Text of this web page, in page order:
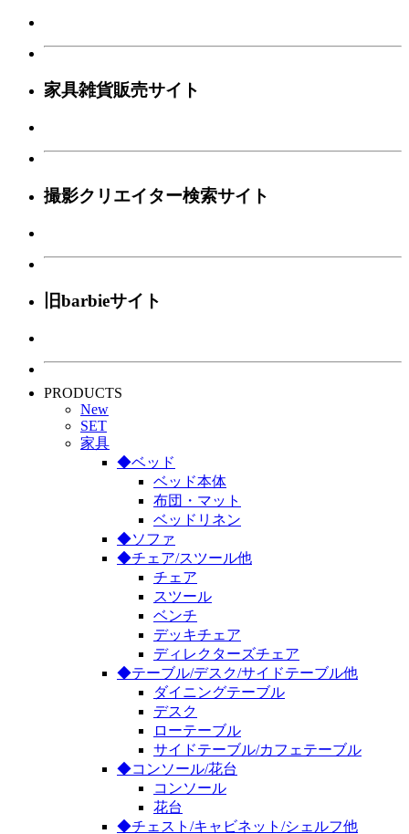
家具雑貨販売サイト
撮影クリエイター検索サイト
旧barbieサイト
PRODUCTS
New
SET
家具
◆ベッド
ベッド本体
布団・マット
ベッドリネン
◆ソファ
◆チェア/スツール他
チェア
スツール
ベンチ
デッキチェア
ディレクターズチェア
◆テーブル/デスク/サイドテーブル他
ダイニングテーブル
デスク
ローテーブル
サイドテーブル/カフェテーブル
◆コンソール/花台
コンソール
花台
◆チェスト/キャビネット/シェルフ他